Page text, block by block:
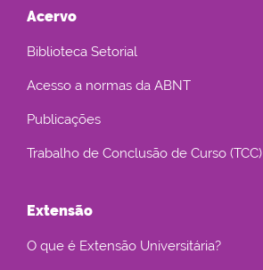
Acervo
Biblioteca Setorial
Acesso a normas da ABNT
Publicações
Trabalho de Conclusão de Curso (TCC)
Extensão
O que é Extensão Universitária?